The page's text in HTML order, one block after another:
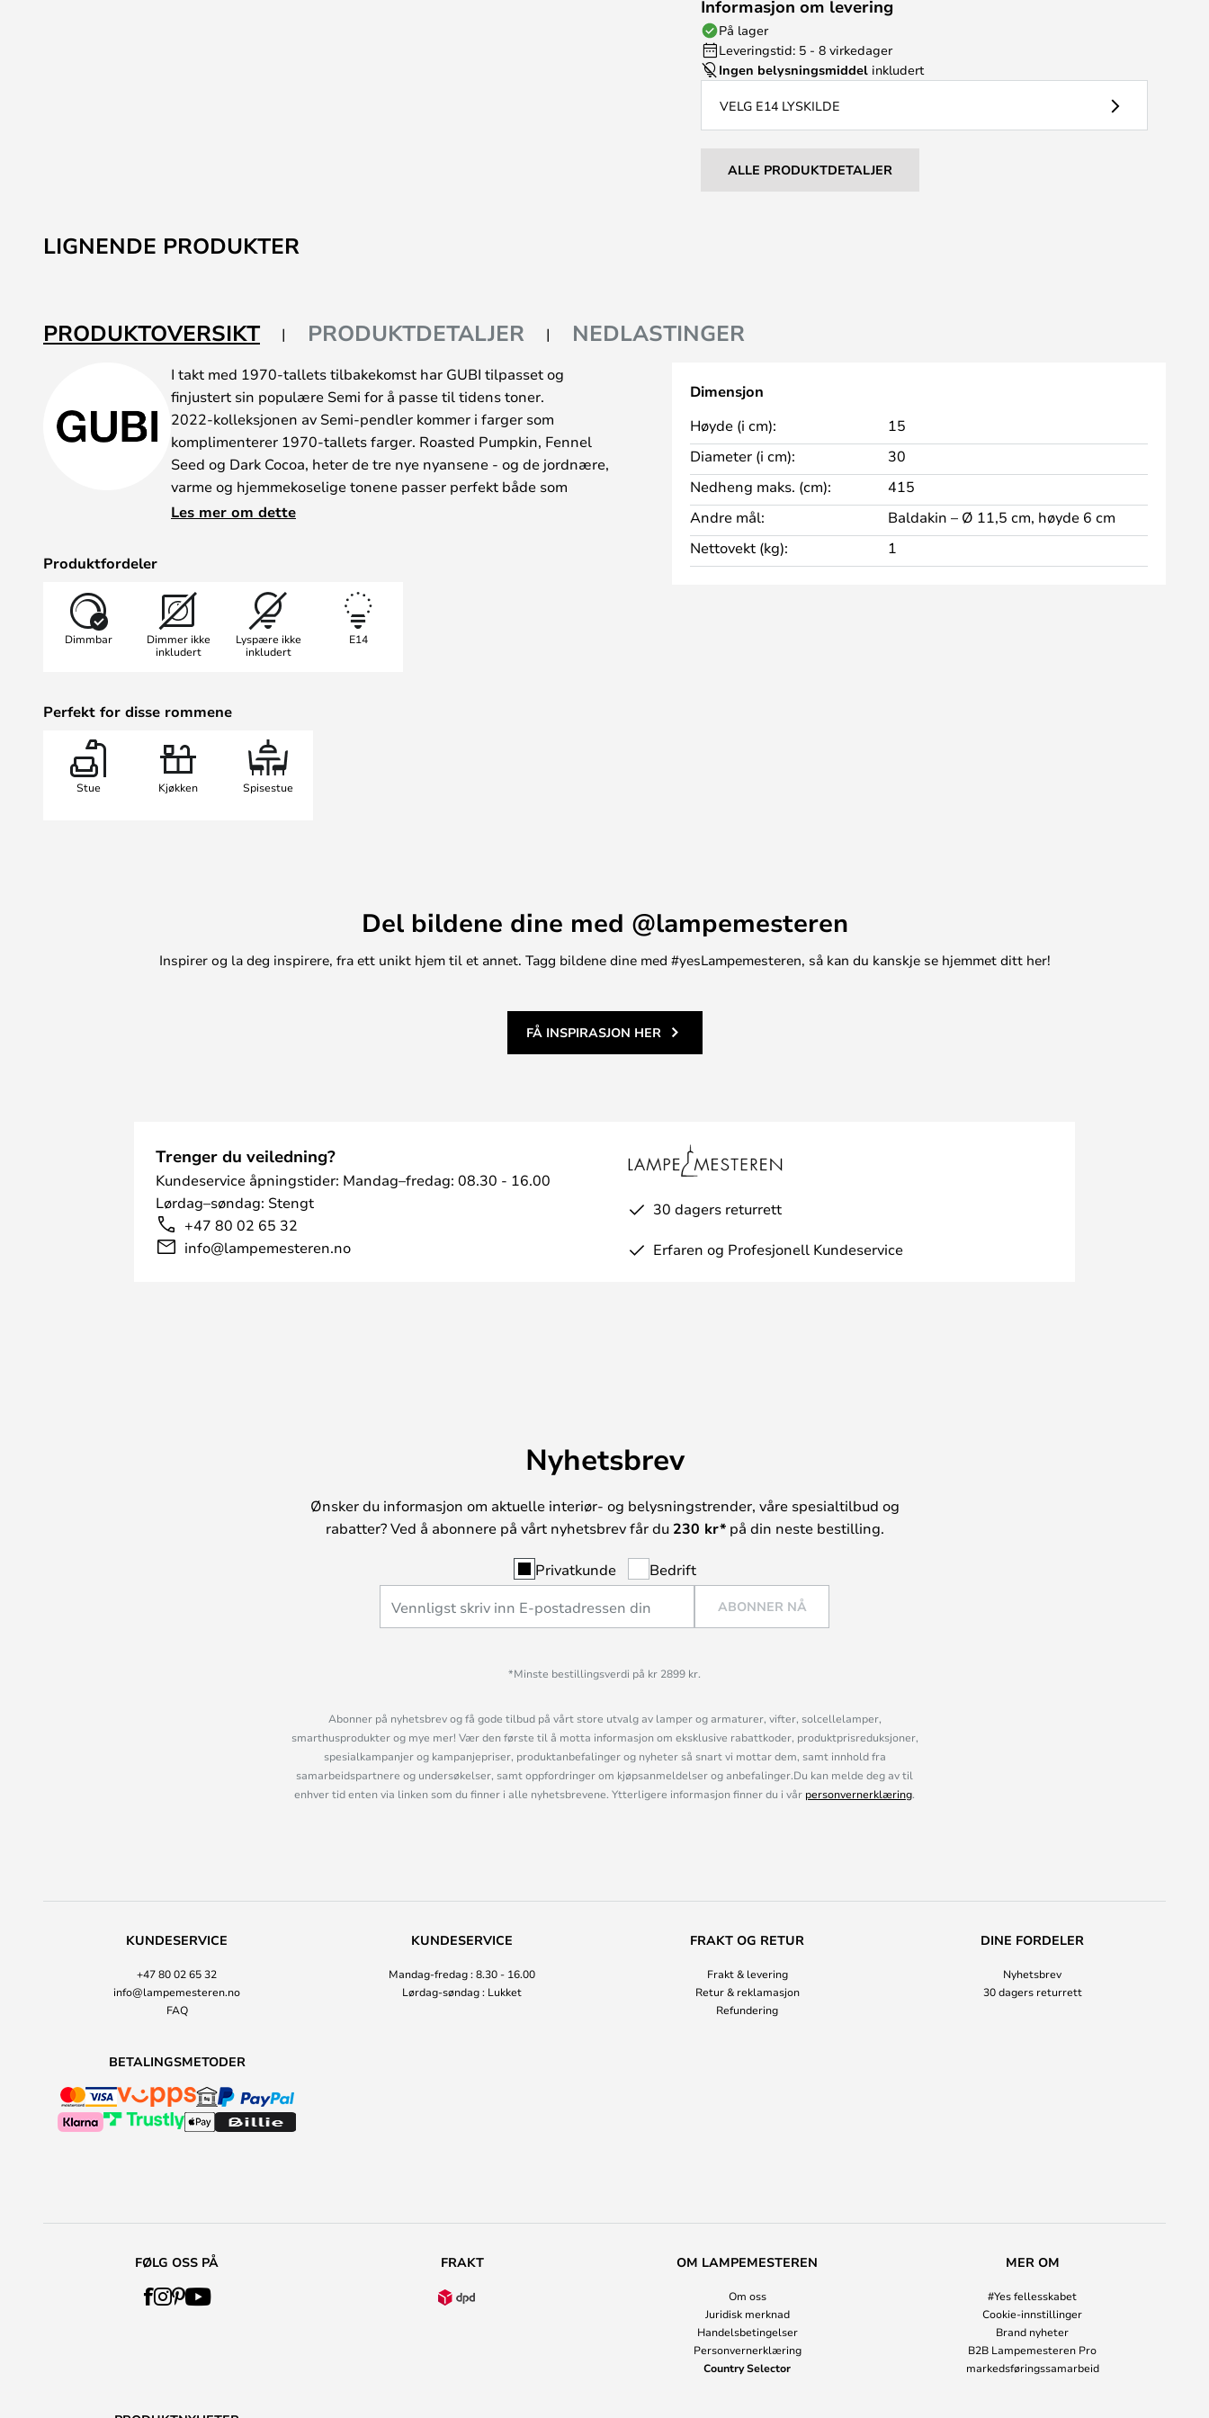
Informasjon om levering
På lager
Leveringstid: 5 - 8 virkedager
Ingen belysningsmiddel inkludert
VELG E14 LYSKILDE
ALLE PRODUKTDETALJER
LIGNENDE PRODUKTER
PRODUKTOVERSIKT PRODUKTDETALJER NEDLASTINGER
I takt med 1970-tallets tilbakekomst har GUBI tilpasset og
finjustert sin populære Semi for å passe til tidens toner.
2022-kolleksjonen av Semi-pendler kommer i farger som
komplimenterer 1970-tallets farger. Roasted Pumpkin, Fennel
Seed og Dark Cocoa, heter de tre nye nyansene - og de jordnære,
varme og hjemmekoselige tonene passer perfekt både som
kontrasterende elementer i det strenge, strømlinjeformede
lyset som vant førsteprisen på Kunstakademiets Arkitektskole da
lampen ble designet første gang i 1968..
Les mer om dette
Produktfordeler
Dimmbar
Dimmer ikke
inkludert
Lyspære ikke
inkludert
E14
Perfekt for disse rommene
Stue Kjøkken Spisestue
Dimensjon
Høyde (i cm):
15
Diameter (i cm):
30
Nedheng maks. (cm):
415
Andre mål:
Baldakin – Ø 11,5 cm, høyde 6 cm
Nettovekt (kg):
1
Del bildene dine med @lampemesteren
Inspirer og la deg inspirere, fra ett unikt hjem til et annet. Tagg bildene dine med #yesLampemesteren, så kan du kanskje se hjemmet ditt her!
FÅ INSPIRASJON HER
Trenger du veiledning?
Kundeservice åpningstider: Mandag–fredag: 08.30 - 16.00
Lørdag–søndag: Stengt
+47 80 02 65 32
info@lampemesteren.no
30 dagers returrett
Erfaren og Profesjonell Kundeservice
Nyhetsbrev
Ønsker du informasjon om aktuelle interiør- og belysningstrender, våre spesialtilbud og
rabatter? Ved å abonnere på vårt nyhetsbrev får du 230 kr*på din neste bestilling.
Privatkunde Bedrift
ABONNER NÅ
*Minste bestillingsverdi på kr 2899 kr.
Abonner på nyhetsbrev og få gode tilbud på vårt store utvalg av lamper og armaturer, vifter, solcellelamper,
smarthusprodukter og mye mer! Vær den første til å motta informasjon om eksklusive rabattkoder, produktprisreduksjoner,
spesialkampanjer og kampanjepriser, produktanbefalinger og nyheter så snart vi mottar dem, samt innhold fra
samarbeidspartnere og undersøkelser, samt oppfordringer om kjøpsanmeldelser og anbefalinger.Du kan melde deg av til
enhver tid enten via linken som du finner i alle nyhetsbrevene. Ytterligere informasjon finner du i vår personvernerklæring.
KUNDESERVICE
+47 80 02 65 32
info@lampemesteren.no
FAQ
KUNDESERVICE
Mandag-fredag : 8.30 - 16.00
Lørdag-søndag : Lukket
FRAKT OG RETUR
Frakt & levering
Retur & reklamasjon
Refundering
DINE FORDELER
Nyhetsbrev
30 dagers returrett
BETALINGSMETODER
FØLG OSS PÅ FRAKT OM LAMPEMESTEREN
Om oss
Juridisk merknad
Handelsbetingelser
Personvernerklæring
Country Selector
MER OM
#Yes fellesskabet
Cookie-innstillinger
Brand nyheter
B2B Lampemesteren Pro
markedsføringssamarbeid